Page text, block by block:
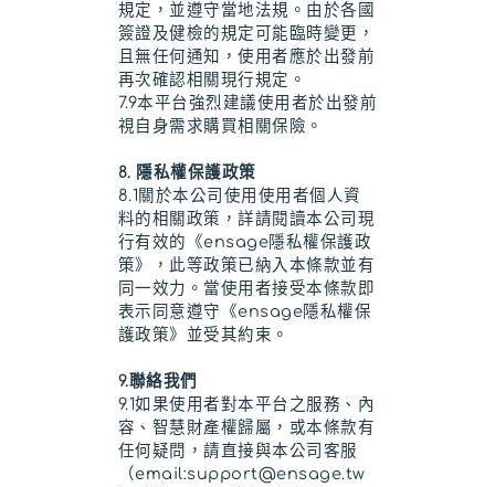
規定，並遵守當地法規。由於各國
簽證及健檢的規定可能臨時變更，
且無任何通知，使用者應於出發前
再次確認相關現行規定。
7.9本平台強烈建議使用者於出發前
視自身需求購買相關保險。
8. 隱私權保護政策
8.1關於本公司使用使用者個人資
料的相關政策，詳請閱讀本公司現
行有效的《ensage隱私權保護政
策》，此等政策已納入本條款並有
同一效力。當使用者接受本條款即
表示同意遵守《ensage隱私權保
護政策》並受其約束。
9.聯絡我們
9.1如果使用者對本平台之服務、內
容、智慧財產權歸屬，或本條款有
任何疑問，請直接與本公司客服
（email:support@ensage.tw